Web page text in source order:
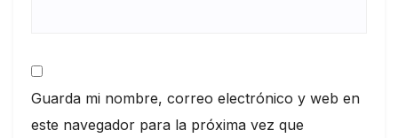
Guarda mi nombre, correo electrónico y web en
este navegador para la próxima vez que